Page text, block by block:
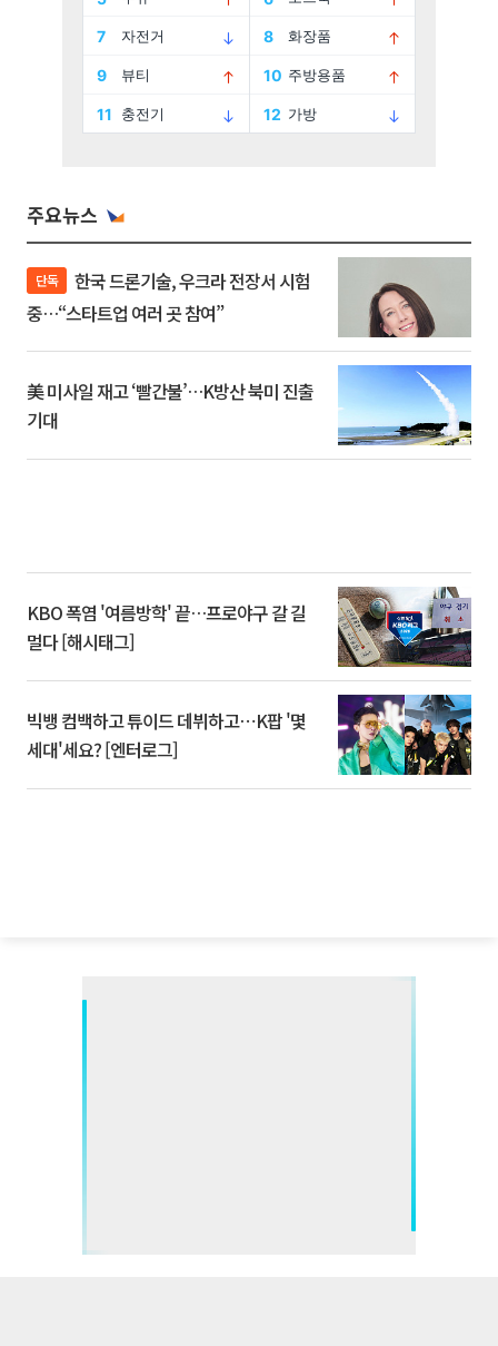
주요뉴스
단독
중…“스타트업 여러 곳 참여”
美 미사일 재고 ‘빨간불’…K방산 북미 진출
기대
KBO 폭염 '여름방학' 끝…프로야구 갈 길
멀다 [해시태그]
빅뱅 컴백하고 튜이드 데뷔하고⋯K팝 '몇
세대'세요? [엔터로그]